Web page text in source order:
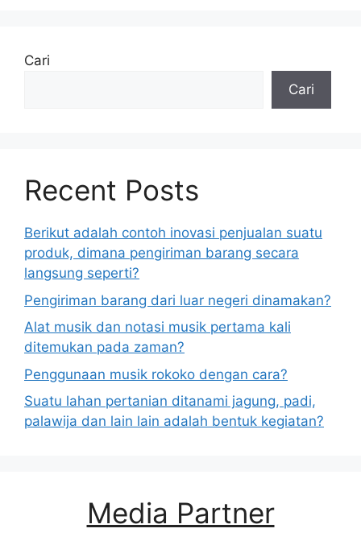
Cari
Cari
Recent Posts
Berikut adalah contoh inovasi penjualan suatu
produk, dimana pengiriman barang secara
langsung seperti?
Pengiriman barang dari luar negeri dinamakan?
Alat musik dan notasi musik pertama kali
ditemukan pada zaman?
Penggunaan musik rokoko dengan cara?
Suatu lahan pertanian ditanami jagung, padi,
palawija dan lain lain adalah bentuk kegiatan?
Media Partner